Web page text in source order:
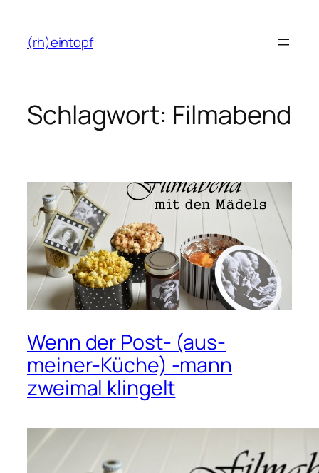
Inhalt
springen
(rh)eintopf
Schlagwort: Filmabend
Wenn der Post- (aus-
meiner-Küche) -mann
zweimal klingelt